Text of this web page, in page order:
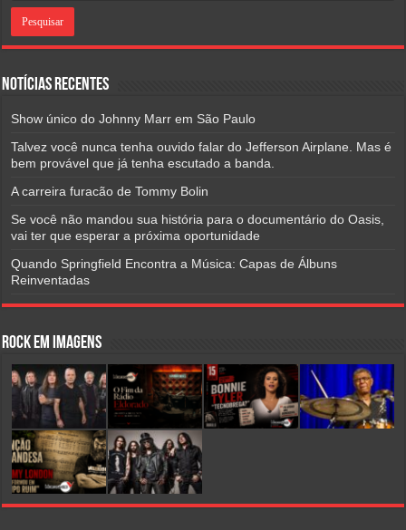
Notícias Recentes
Show único do Johnny Marr em São Paulo
Talvez você nunca tenha ouvido falar do Jefferson Airplane. Mas é
bem provável que já tenha escutado a banda.
A carreira furacão de Tommy Bolin
Se você não mandou sua história para o documentário do Oasis,
vai ter que esperar a próxima oportunidade
Quando Springfield Encontra a Música: Capas de Álbuns
Reinventadas
Rock em Imagens